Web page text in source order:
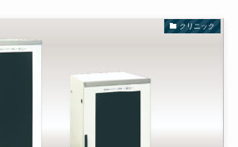
クリニック